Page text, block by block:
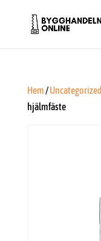
Hem/Uncategorized
hjälmfäste